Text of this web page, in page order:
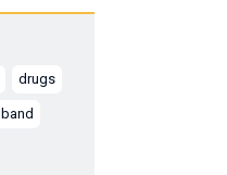
drugs
band